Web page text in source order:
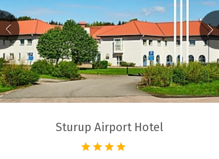
Sturup Airport Hotel